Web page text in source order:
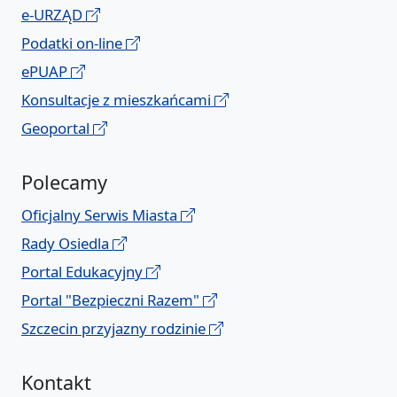
e-URZĄD
Podatki on-line
ePUAP
Konsultacje z mieszkańcami
Geoportal
Polecamy
Oficjalny Serwis Miasta
Rady Osiedla
Portal Edukacyjny
Portal "Bezpieczni Razem"
Szczecin przyjazny rodzinie
Kontakt